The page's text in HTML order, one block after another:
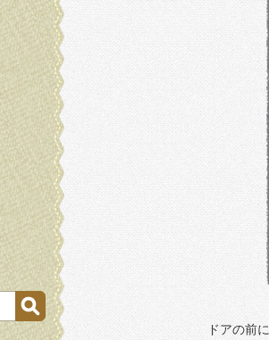
ドアの前